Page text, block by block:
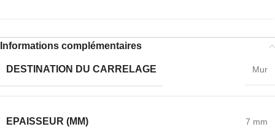
Informations complémentaires
DESTINATION DU CARRELAGE Mur
EPAISSEUR (MM) 7 mm